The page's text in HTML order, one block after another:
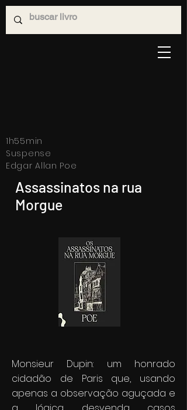
1h55min
Suspense
Edgar Allan Poe
Assassinatos na rua
Morgue
Monsieur Dupin: um honrado
cidadão de Paris que, usando
apenas a observação aguçada e